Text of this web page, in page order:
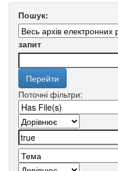
Пошук:
запит
Поточні фільтри: